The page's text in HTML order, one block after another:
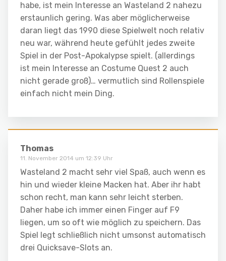
habe, ist mein Interesse an Wasteland 2 nahezu
erstaunlich gering. Was aber möglicherweise
daran liegt das 1990 diese Spielwelt noch relativ
neu war, während heute gefühlt jedes zweite
Spiel in der Post-Apokalypse spielt. (allerdings
ist mein Interesse an Costume Quest 2 auch
nicht gerade groß)… vermutlich sind Rollenspiele
einfach nicht mein Ding.
Thomas
11. November 2014 um 12:39 Uhr
Wasteland 2 macht sehr viel Spaß, auch wenn es
hin und wieder kleine Macken hat. Aber ihr habt
schon recht, man kann sehr leicht sterben.
Daher habe ich immer einen Finger auf F9
liegen, um so oft wie möglich zu speichern. Das
Spiel legt schließlich nicht umsonst automatisch
drei Quicksave-Slots an.